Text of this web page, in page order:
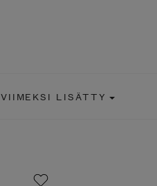
VIIMEKSI LISÄTTY